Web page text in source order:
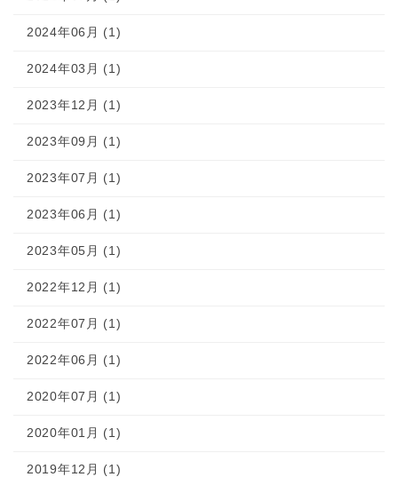
2024年06月 (1)
2024年03月 (1)
2023年12月 (1)
2023年09月 (1)
2023年07月 (1)
2023年06月 (1)
2023年05月 (1)
2022年12月 (1)
2022年07月 (1)
2022年06月 (1)
2020年07月 (1)
2020年01月 (1)
2019年12月 (1)